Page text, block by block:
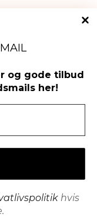
og gode tilbud
her!
hvis